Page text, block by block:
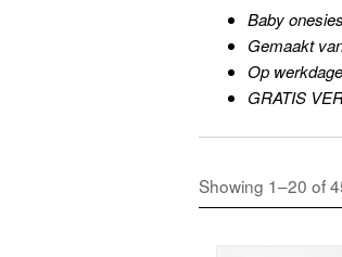
Baby
Gemaakt
Op
GRATIS
Showing 1–20 of